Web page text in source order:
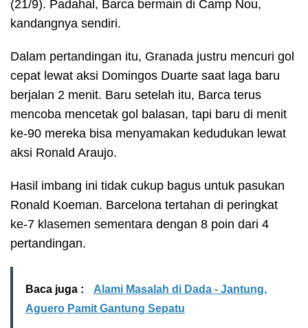
(21/9). Padahal, Barca bermain di Camp Nou,
kandangnya sendiri.
Dalam pertandingan itu, Granada justru mencuri gol
cepat lewat aksi Domingos Duarte saat laga baru
berjalan 2 menit. Baru setelah itu, Barca terus
mencoba mencetak gol balasan, tapi baru di menit
ke-90 mereka bisa menyamakan kedudukan lewat
aksi Ronald Araujo.
Hasil imbang ini tidak cukup bagus untuk pasukan
Ronald Koeman. Barcelona tertahan di peringkat
ke-7 klasemen sementara dengan 8 poin dari 4
pertandingan.
Baca juga :
Alami Masalah di Dada - Jantung,
Aguero Pamit Gantung Sepatu